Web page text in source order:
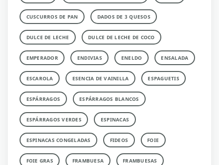
CUSCURROS DE PAN DADOS DE 3 QUESOS
DULCE DE LECHE DULCE DE LECHE DE COCO
EMPERADOR ENDIVIAS ENELDO ENSALADA
ESCAROLA ESENCIA DE VAINILLA ESPAGUETIS
ESPÁRRAGOS ESPÁRRAGOS BLANCOS
ESPÁRRAGOS VERDES ESPINACAS
ESPINACAS CONGELADAS FIDEOS FOIE
FOIE GRAS FRAMBUESA FRAMBUESAS